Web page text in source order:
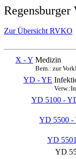
Zur Übersicht RVKO
X - Y Medizin
Bem.: zur
YD - YE
YD 5100 -
YD 5500 -
YD
YD